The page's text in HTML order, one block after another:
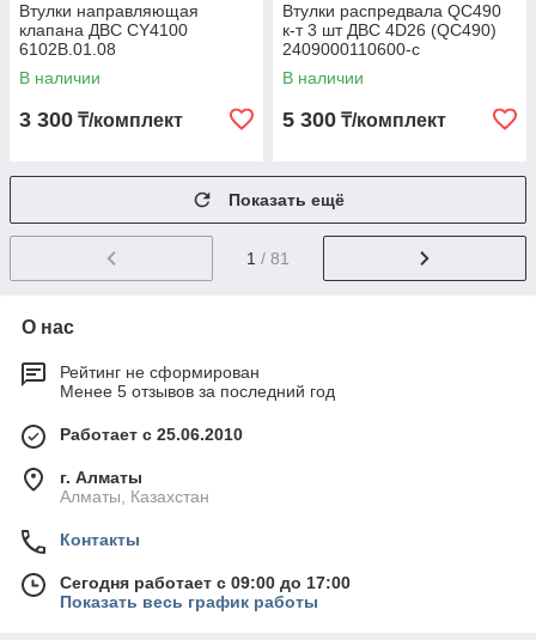
Втулки направляющая
клапана ДВС CY4100
6102B.01.08
В наличии
3 300 ₸/комплект
Втулки распредвала QC490
к-т 3 шт ДВС 4D26 (QC490)
2409000110600-c
В наличии
5 300 ₸/комплект
Показать ещё
1 / 81
О нас
Рейтинг не сформирован
Менее 5 отзывов за последний год
Работает с 25.06.2010
г. Алматы
Алматы, Казахстан
Контакты
Сегодня работает с 09:00 до 17:00
Показать весь график работы